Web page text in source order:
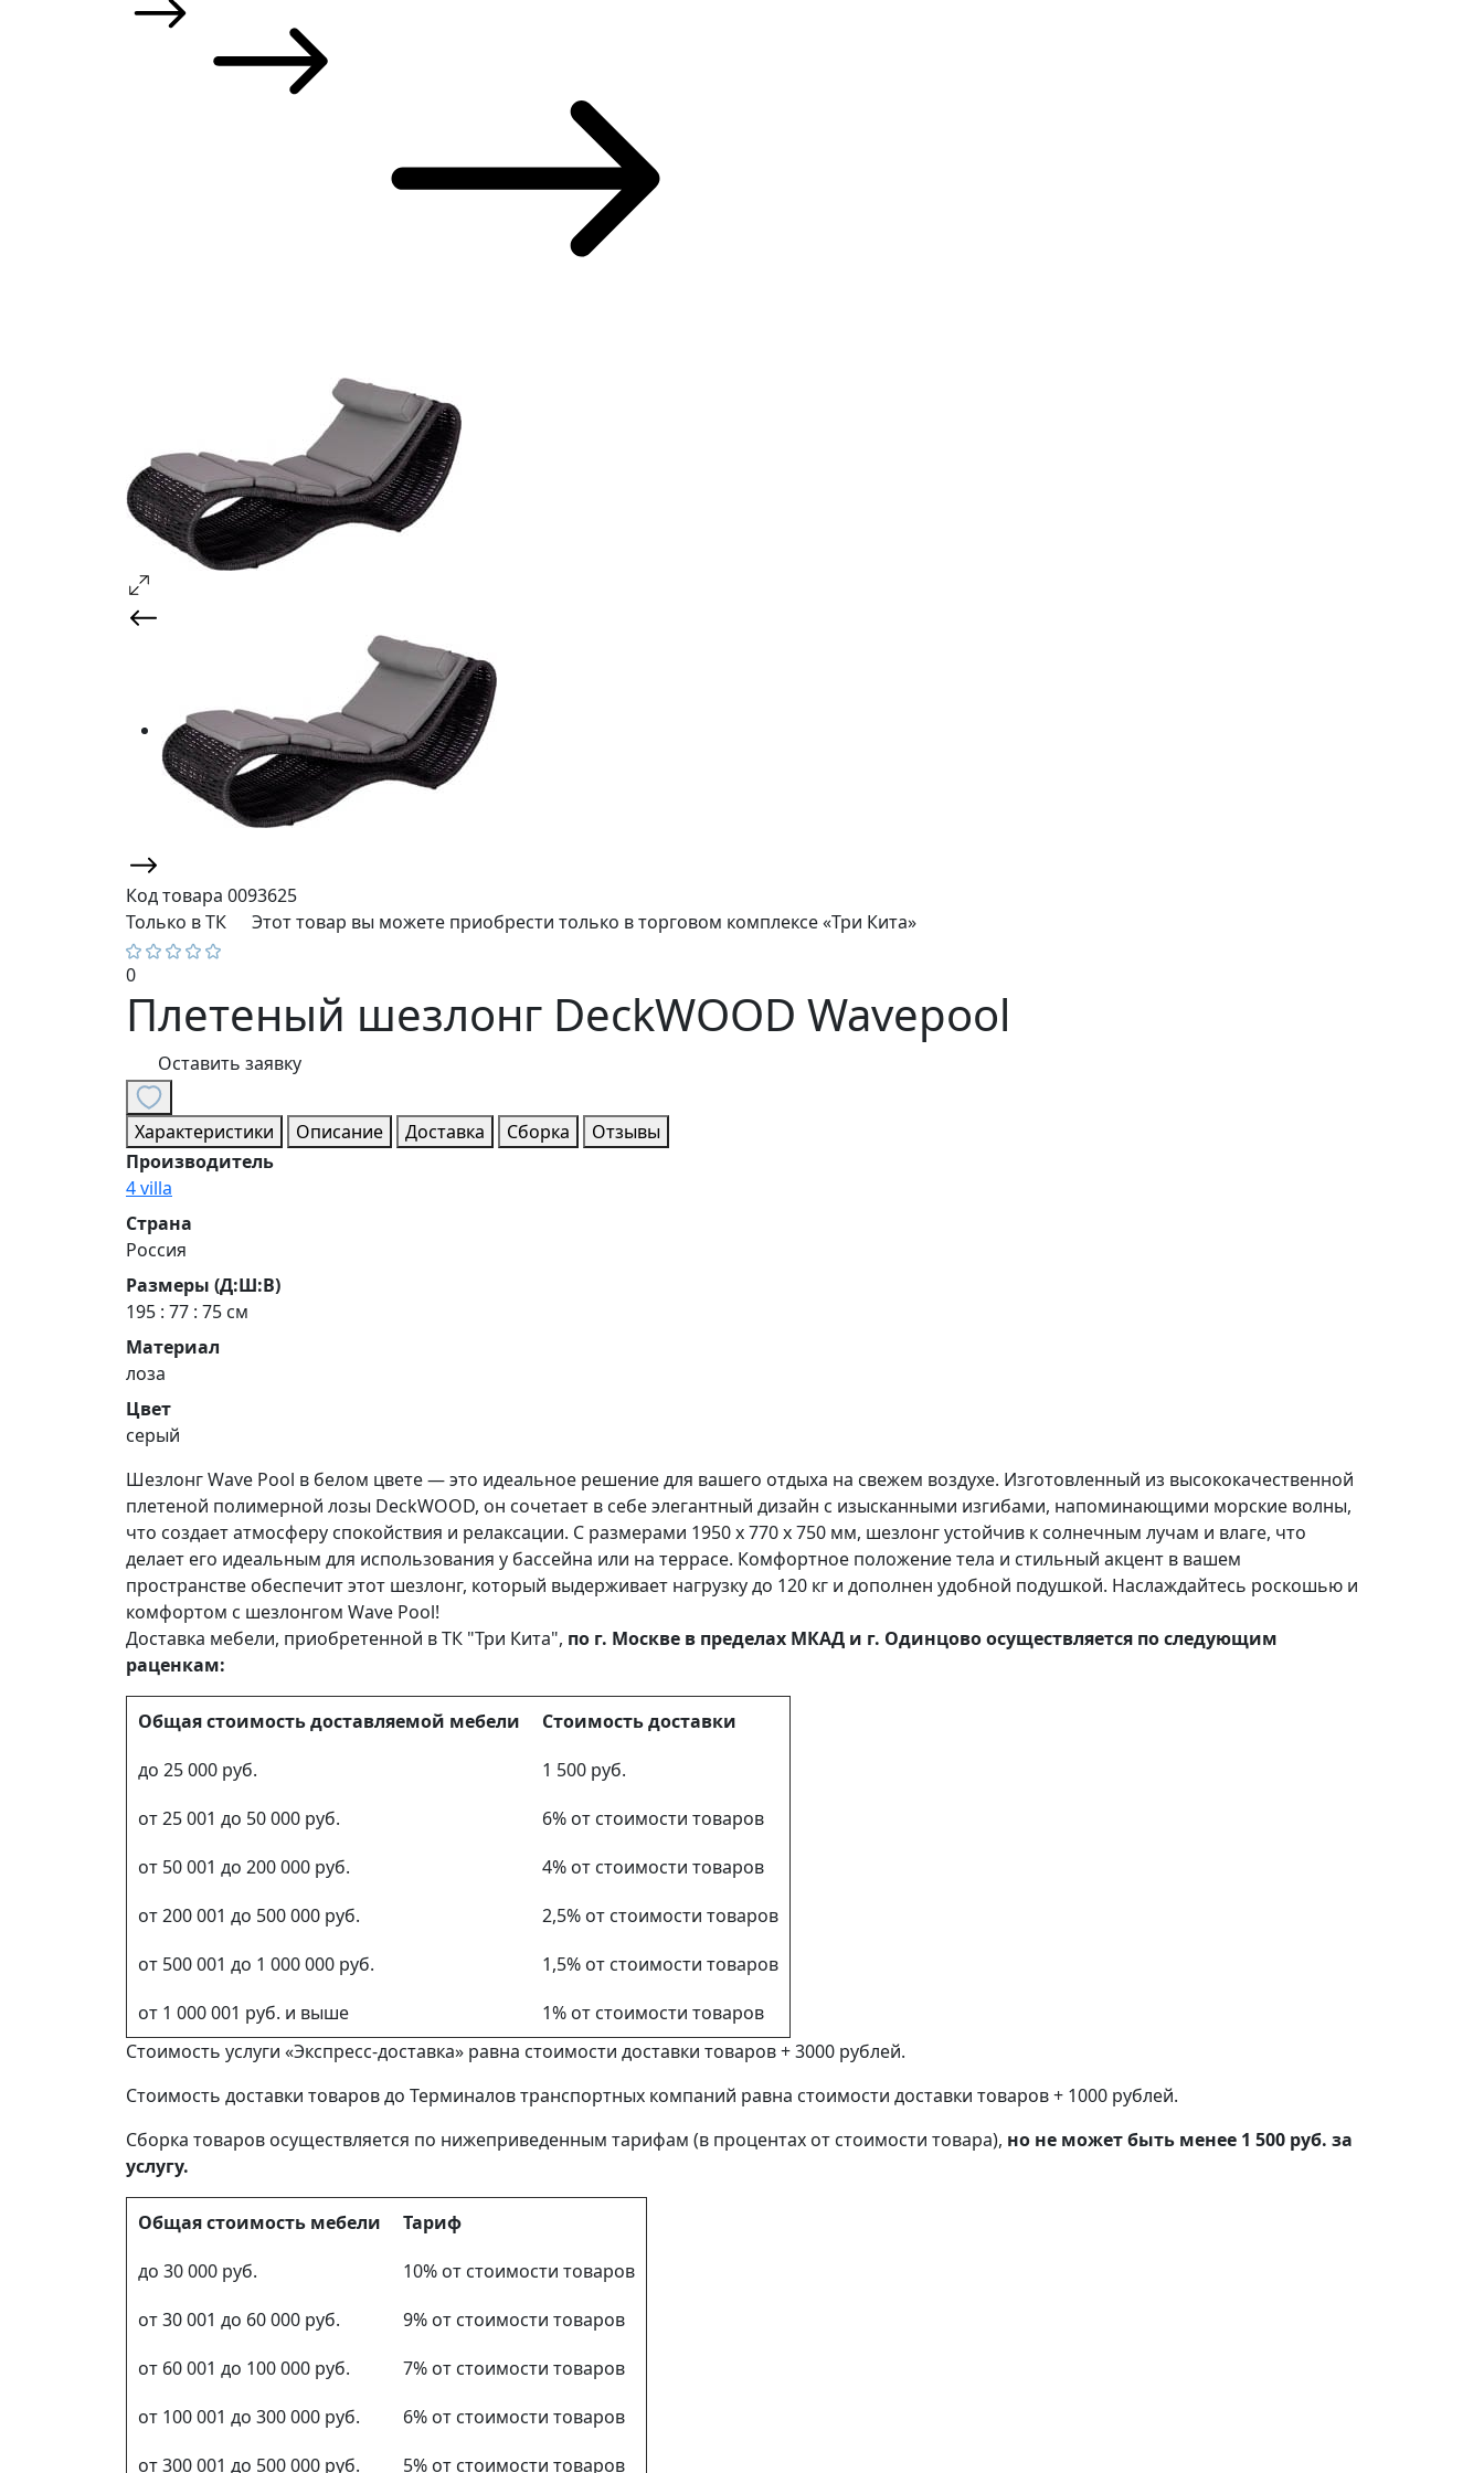
Код товара 0093625
Только в ТК
Этот товар вы можете приобрести только в торговом комплексе «Три Кита»
0
Плетеный шезлонг DeckWOOD Wavepool
Оставить заявку
Характеристики Описание Доставка Сборка
Отзывы
Производитель
4 villa
Страна
Россия
Размеры (Д:Ш:В)
195 : 77 : 75 см
Материал
лоза
Цвет
серый
Шезлонг Wave Pool в белом цвете — это идеальное решение для вашего отдыха на свежем воздухе. Изготовленный из высококачественной
плетеной полимерной лозы DeckWOOD, он сочетает в себе элегантный дизайн с изысканными изгибами, напоминающими морские волны,
что создает атмосферу спокойствия и релаксации. С размерами 1950 х 770 х 750 мм, шезлонг устойчив к солнечным лучам и влаге, что
делает его идеальным для использования у бассейна или на террасе. Комфортное положение тела и стильный акцент в вашем
пространстве обеспечит этот шезлонг, который выдерживает нагрузку до 120 кг и дополнен удобной подушкой. Наслаждайтесь роскошью и
комфортом с шезлонгом Wave Pool!
Доставка мебели, приобретенной в ТК "Три Кита", по г. Москве в пределах МКАД и г. Одинцово осуществляется по следующим
раценкам:
Общая стоимость доставляемой мебели
Стоимость доставки
до 25 000 руб.
1 500 руб.
от 25 001 до 50 000 руб.
6% от стоимости товаров
от 50 001 до 200 000 руб.
4% от стоимости товаров
от 200 001 до 500 000 руб.
2,5% от стоимости товаров
от 500 001 до 1 000 000 руб.
1,5% от стоимости товаров
от 1 000 001 руб. и выше
1% от стоимости товаров
Стоимость услуги «Экспресс-доставка» равна стоимости доставки товаров + 3000 рублей.
Стоимость доставки товаров до Терминалов транспортных компаний равна стоимости доставки товаров + 1000 рублей.
Сборка товаров осуществляется по нижеприведенным тарифам (в процентах от стоимости товара), но не может быть менее 1 500 руб. за
услугу.
Общая стоимость мебели
Тариф
до 30 000 руб.
10% от стоимости товаров
от 30 001 до 60 000 руб.
9% от стоимости товаров
от 60 001 до 100 000 руб.
7% от стоимости товаров
от 100 001 до 300 000 руб.
6% от стоимости товаров
от 300 001 до 500 000 руб.
5% от стоимости товаров